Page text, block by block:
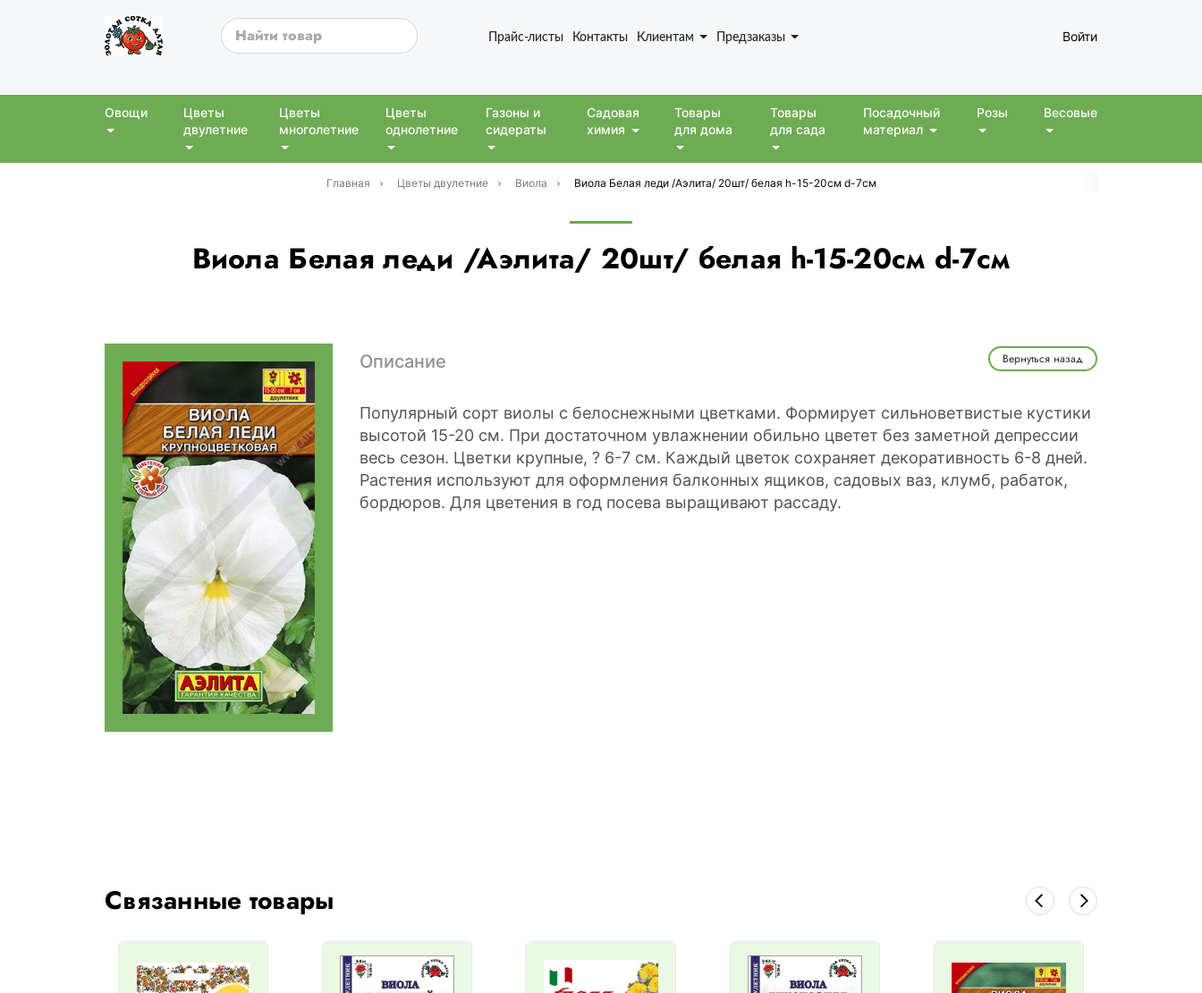
Прайс-листы Контакты Клиентам Предзаказы Войти
Овощи
Цветы
двулетние
Цветы
многолетние
Цветы
однолетние
Газоны и
сидераты
Садовая
химия
Товары
для дома
Товары
для сада
Посадочный
материал
Розы Весовые
Главная Цветы двулетние Виола Виола Белая леди /Аэлита/ 20шт/ белая h-15-20см d-7см
Виола Белая леди /Аэлита/ 20шт/ белая h-15-20см d-7см
Вернуться назад
Описание
Популярный сорт виолы с белоснежными цветками. Формирует сильноветвистые кустики
высотой 15-20 см. При достаточном увлажнении обильно цветет без заметной депрессии
весь сезон. Цветки крупные, ? 6-7 см. Каждый цветок сохраняет декоративность 6-8 дней.
Растения используют для оформления балконных ящиков, садовых ваз, клумб, рабаток,
бордюров. Для цветения в год посева выращивают рассаду.
Связанные товары